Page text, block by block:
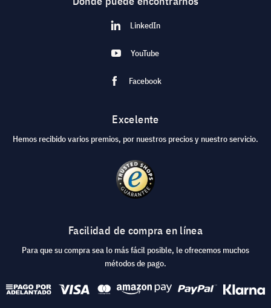
LinkedIn
YouTube
Facebook
Excelente
Hemos recibido varios premios, por nuestros precios y nuestro servicio.
Facilidad de compra en línea
Para que su compra sea lo más fácil posible, le ofrecemos muchos
métodos de pago.